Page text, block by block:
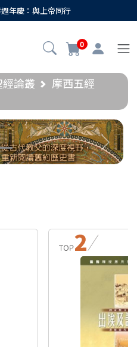
年慶：與上帝同行
0
經論叢
摩西五經
Next